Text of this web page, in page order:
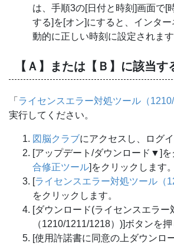
は、手順3の[日付と時刻]画面で[
する]を[オン]にすると、インタ
動的に正しい時刻に設定されます
【Ａ】または【Ｂ】に該当す
「 ライセンスエラー対処ツール（1210/
実行してください。
図脳クラブにアクセスし、ログイ
[アップデート/ダウンロード▼]を
合修正ツール]をクリックします。
[ライセンスエラー対処ツール（
をクリックします。
[ダウンロード(ライセンスエラー
（1210/1211/1218）)]ボタンを押
[使用許諾書に同意の上ダウンロ